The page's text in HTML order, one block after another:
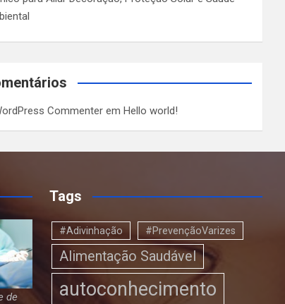
Commenter emHello world!
de
Tags
#Adivinhação #PrevençãoVarizes
Alimentação Saudável
autoconhecimento